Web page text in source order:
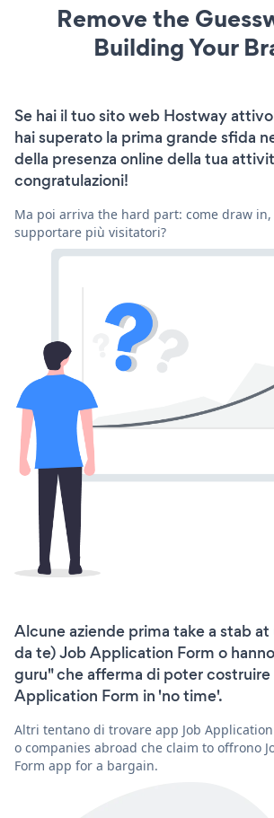
Remove the
Building Your
Se hai il tuo sito web Hostway
hai superato la prima grande sfida
della presenza online della tua
congratulazioni!
Ma poi arriva the hard part: come draw
supportare più visitatori?
Alcune aziende prima take a stab
da te) Job Application Form o
guru" che afferma di poter costruire
Application Form in 'no time'.
Altri tentano di trovare app Job
o companies abroad che claim to offrono
Form app for a bargain.